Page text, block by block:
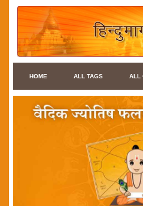
HOME ALL TAGS ALL